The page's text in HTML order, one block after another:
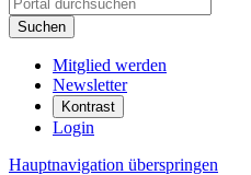
Mitglied werden
Newsletter
Kontrast
Login
Hauptnavigation überspringen